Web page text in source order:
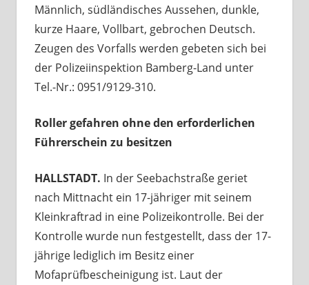
Männlich, südländisches Aussehen, dunkle,
kurze Haare, Vollbart, gebrochen Deutsch.
Zeugen des Vorfalls werden gebeten sich bei
der Polizeiinspektion Bamberg-Land unter
Tel.-Nr.: 0951/9129-310.
Roller gefahren ohne den erforderlichen
Führerschein zu besitzen
HALLSTADT. In der Seebachstraße geriet
nach Mittnacht ein 17-jähriger mit seinem
Kleinkraftrad in eine Polizeikontrolle. Bei der
Kontrolle wurde nun festgestellt, dass der 17-
jährige lediglich im Besitz einer
Mofaprüfbescheinigung ist. Laut der